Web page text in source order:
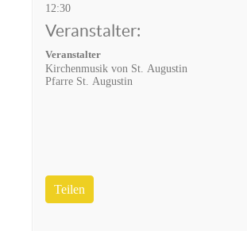
12:30
Veranstalter:
Veranstalter
Kirchenmusik von St. Augustin
Pfarre St. Augustin
Teilen